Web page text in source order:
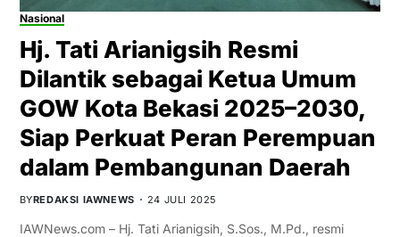
Nasional
Hj. Tati Arianigsih Resmi
Dilantik sebagai Ketua Umum
GOW Kota Bekasi 2025–2030,
Siap Perkuat Peran Perempuan
dalam Pembangunan Daerah
BYREDAKSI IAWNEWS 24 JULI 2025
IAWNews.com – Hj. Tati Arianigsih, S.Sos., M.Pd., resmi